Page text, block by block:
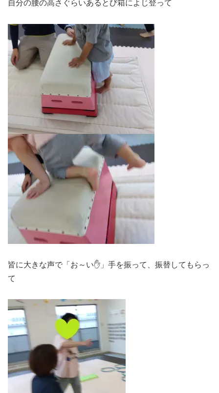
自分の腰の高さぐらいあるとび箱によじ登って
皆に大きな声で「お～い✋」手を振って、振替してもらっ
て